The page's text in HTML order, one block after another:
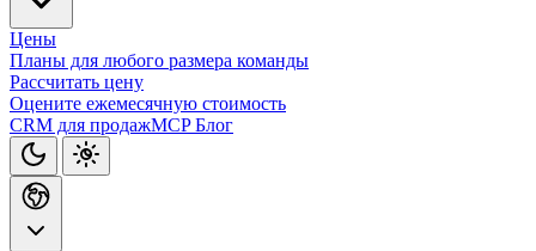
Цены
Планы для любого размера команды
Рассчитать цену
Оцените ежемесячную стоимость
CRM для продажMCPБлог